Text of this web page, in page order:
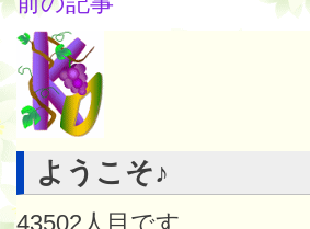
ようこそ♪
43502人目です